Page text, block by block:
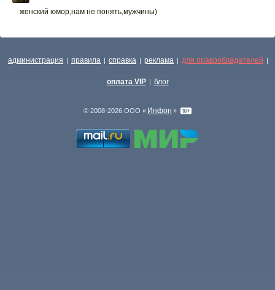
женский юмор,нам не понять,мужчины)
администрация | правила | справка | реклама | для правообладателей |
оплата VIP | блог
© 2008-2026 ООО « Инфон »